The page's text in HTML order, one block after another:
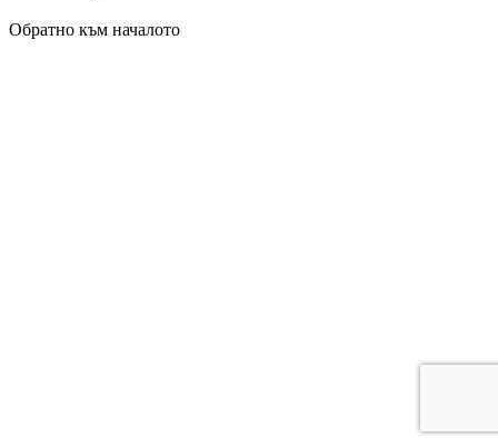
Обратно към началото